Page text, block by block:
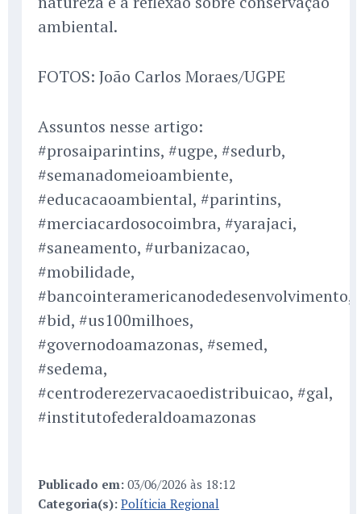
ambiental.
FOTOS: João Carlos Moraes/UGPE
Assuntos nesse artigo:
#prosaiparintins, #ugpe, #sedurb,
#semanadomeioambiente,
#educacaoambiental, #parintins,
#merciacardosocoimbra, #yarajaci,
#saneamento, #urbanizacao,
#mobilidade,
#bancointeramericanodedesenvolvimento,
#bid, #us100milhoes,
#governodoamazonas, #semed,
#sedema,
#centroderezervacaoedistribuicao, #gal,
#institutofederaldoamazonas
Publicado em: 03/06/2026 às 18:12
Categoria(s): Políticia Regional